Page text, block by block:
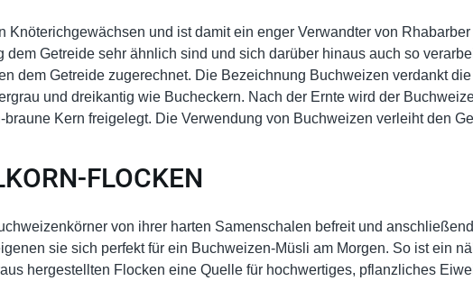
Knöterichgewächsen und ist damit ein enger Verwandter von
Getreide sehr ähnlich sind und sich darüber hinaus auch so
dem Getreide zugerechnet. Die Bezeichnung Buchweizen verdankt
und dreikantig wie Bucheckern. Nach der Ernte wird der
Kern freigelegt. Die Verwendung von Buchweizen verleiht den
FLOCKEN
von ihrer harten Samenschalen befreit und
sie sich perfekt für ein Buchweizen-Müsli am Morgen. So ist ein
hergestellten Flocken eine Quelle für hochwertiges, pflanzliches